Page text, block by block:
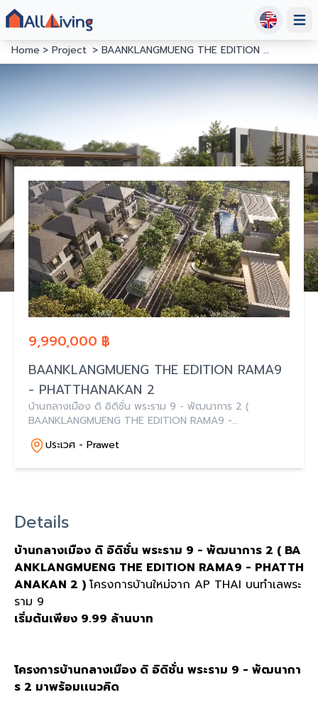
Home
Project BAANKLANGMUENG THE EDITION RAMA9 - PHATTHANAKAN 2
9,990,000 ฿
BAANKLANGMUENG THE EDITION RAMA9
- PHATTHANAKAN 2
บ้านกลางเมือง ดิ อิดิชั่น พระราม 9 - พัฒนาการ 2 (
BAANKLANGMUENG THE EDITION RAMA9 -
PHATTHANAKAN 2 ) โครงการบ้านใหม่จาก AP THAI บน
ทำเลพระราม 9 เริ่มต้นเพียง 9.99 ล้านบาท
ประเวศ - Prawet
Details
บ้านกลางเมือง ดิ อิดิชั่น พระราม 9 - พัฒนาการ 2 ( BA
ANKLANGMUENG THE EDITION RAMA9 - PHATTH
ANAKAN 2 ) โครงการบ้านใหม่จาก AP THAI บนทำเลพระ
ราม 9
เริ่มต้นเพียง 9.99 ล้านบาท
โครงการบ้านกลางเมือง ดิ อิดิชั่น พระราม 9 - พัฒนากา
ร 2 มาพร้อมเเนวคิด